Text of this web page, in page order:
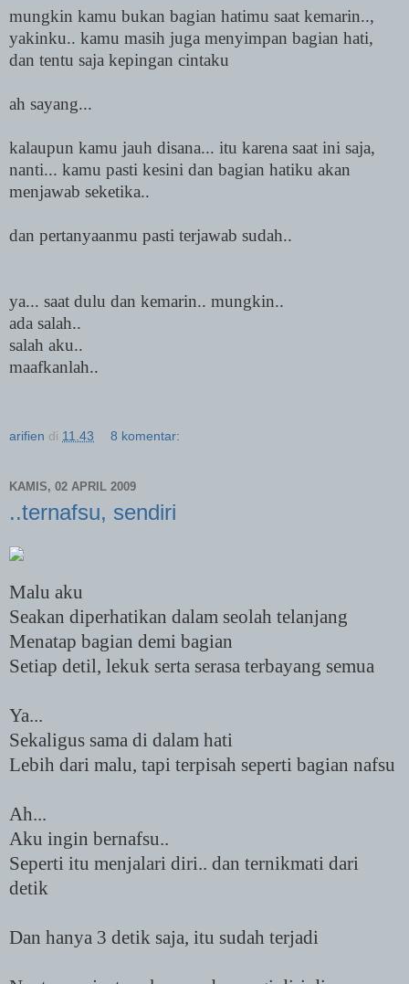
mungkin kamu bukan bagian hatimu saat kemarin..,
yakinku.. kamu masih juga menyimpan bagian hati,
dan tentu saja kepingan cintaku
ah sayang...
kalaupun kamu jauh disana... itu karena saat ini saja,
nanti... kamu pasti kesini dan bagian hatiku akan
menjawab seketika..
dan pertanyaanmu pasti terjawab sudah..
ya... saat dulu dan kemarin.. mungkin..
ada salah..
salah aku..
maafkanlah..
arifien di 11.43 8 komentar:
KAMIS, 02 APRIL 2009
..ternafsu, sendiri
Malu aku
Seakan diperhatikan dalam seolah telanjang
Menatap bagian demi bagian
Setiap detil, lekuk serta serasa terbayang semua
Ya...
Sekaligus sama di dalam hati
Lebih dari malu, tapi terpisah seperti bagian nafsu
Ah...
Aku ingin bernafsu..
Seperti itu menjalari diri.. dan ternikmati dari
detik
Dan hanya 3 detik saja, itu sudah terjadi